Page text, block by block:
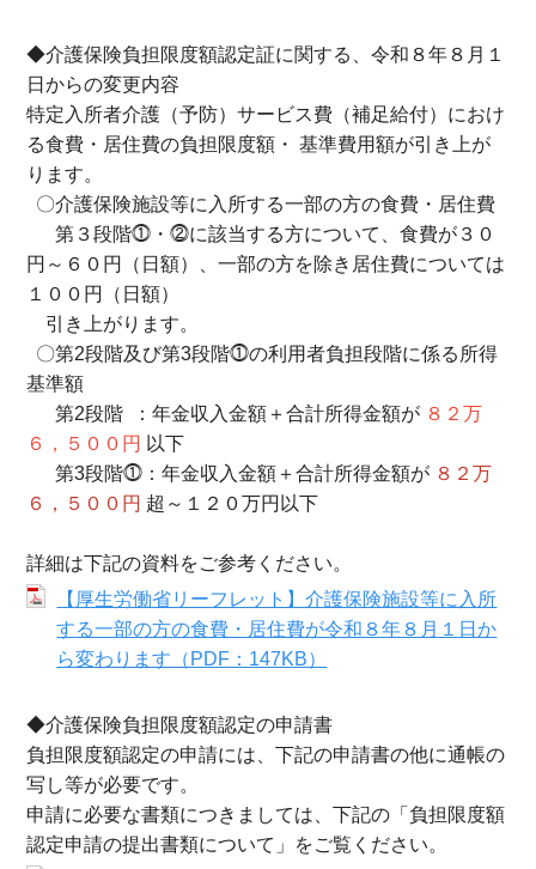
◆介護保険負担限度額認定証に関する、令和８年８月１
日からの変更内容
特定入所者介護（予防）サービス費（補足給付）におけ
る食費・居住費の負担限度額・ 基準費用額が引き上が
ります。
〇介護保険施設等に入所する一部の方の食費・居住費
第３段階⓵・⓶に該当する方について、食費が３０
円～６０円（日額）、一部の方を除き居住費については
１００円（日額）
引き上がります。
〇第2段階及び第3段階⓵の利用者負担段階に係る所得
基準額
第2段階 ：年金収入金額＋合計所得金額が ８２万
６，５００円 以下
第3段階⓵：年金収入金額＋合計所得金額が ８２万
６，５００円 超～１２０万円以下
詳細は下記の資料をご参考ください。
【厚生労働省リーフレット】介護保険施設等に入所
する一部の方の食費・居住費が令和８年８月１日か
ら変わります（PDF：147KB）
◆介護保険負担限度額認定の申請書
負担限度額認定の申請には、下記の申請書の他に通帳の
写し等が必要です。
申請に必要な書類につきましては、下記の「負担限度額
認定申請の提出書類について」をご覧ください。